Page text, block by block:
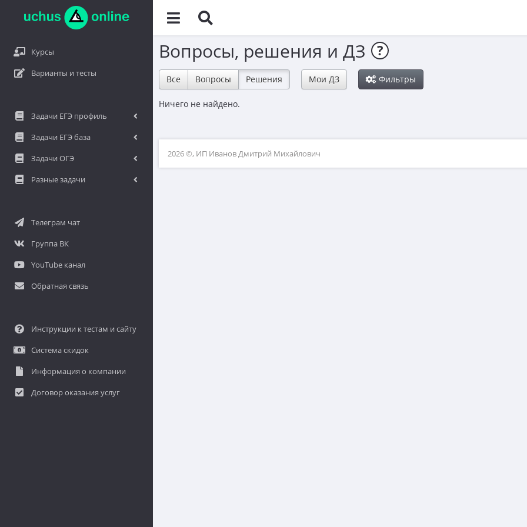
Курсы
Варианты и тесты
Задачи ЕГЭ профиль
Задачи ЕГЭ база
Задачи ОГЭ
Разные задачи
Телеграм чат
Группа ВК
YouTube канал
Обратная связь
Инструкции к тестам и сайту
Система скидок
Информация о компании
Договор оказания услуг
Вопросы, решения и ДЗ ?
Все Вопросы Решения Мои ДЗ Фильтры
Ничего не найдено.
2026 ©, ИП Иванов Дмитрий Михайлович